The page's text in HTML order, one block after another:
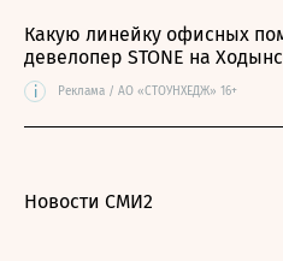
Какую линейку офисных
девелопер STONE на
i Реклама / АО «СТОУНХЕДЖ» 16+
Новости СМИ2